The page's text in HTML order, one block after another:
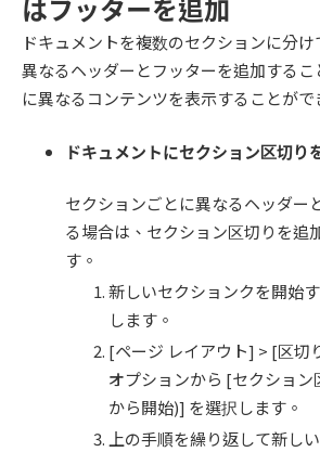
はフッターを追加
ドキュメントを複数のセクションに分
異なるヘッダーとフッターを追加する
に異なるコンテンツを表示することがで
ドキュメントにセクション区切り
セクションごとに異なるヘッダー
る場合は、セクション区切りを追
す。
新しいセクションクを開始
します。
[ページ レイアウト] > [区切
オプションから [セクション
から開始)] を選択します。
上の手順を繰り返して新し